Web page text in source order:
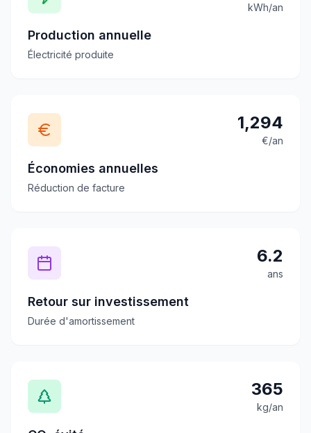
kWh/an
Production annuelle
Électricité produite
1,294
€/an
Économies annuelles
Réduction de facture
6.2
ans
Retour sur investissement
Durée d'amortissement
365
kg/an